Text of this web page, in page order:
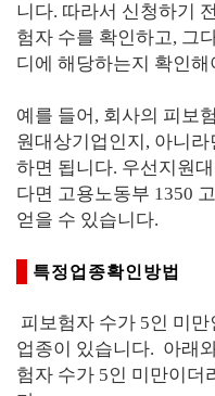
니다. 따라서 신청하기
험자 수를 확인하고, 그
디에 해당하는지 확인해
예를 들어, 회사의 피보
원대상기업인지, 아니
하면 됩니다. 우선지원
다면 고용노동부 1350
얻을 수 있습니다.
특정업종확인방법
피보험자 수가 5인 미
업종이 있습니다. 아래
험자 수가 5인 미만이더